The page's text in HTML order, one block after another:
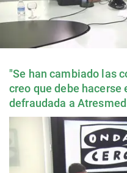
"Se han cambiado las
creo que debe hacerse
defraudada a